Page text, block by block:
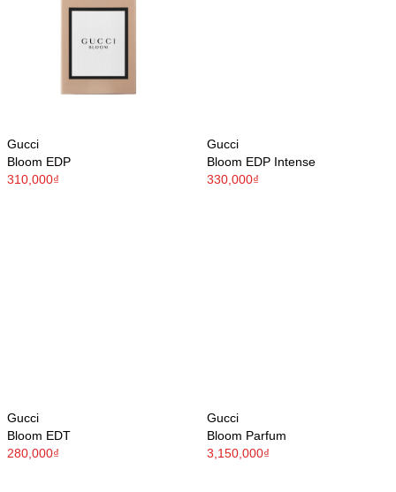
Gucci
Bloom EDP
310,000₫
Gucci
Bloom EDP Intense
330,000₫
Gucci
Bloom EDT
280,000₫
Gucci
Bloom Parfum
3,150,000₫